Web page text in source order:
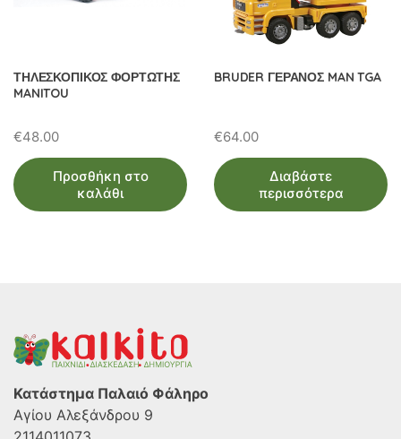
ΤΗΛΕΣΚΟΠΙΚΟΣ ΦΟΡΤΩΤΗΣ
MANITOU
€48.00
Προσθήκη στο
καλάθι
BRUDER ΓΕΡΑΝΟΣ MAN TGA
€64.00
Διαβάστε
περισσότερα
Κατάστημα Παλαιό Φάληρο
Αγίου Αλεξάνδρου 9